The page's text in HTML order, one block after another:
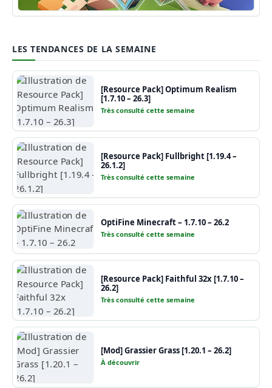
Guide Minecraft
LES TENDANCES DE LA SEMAINE
[Resource Pack] Optimum Realism
[1.7.10 – 26.3]
Très consulté cette semaine
[Resource Pack] Fullbright [1.19.4 –
26.1.2]
Très consulté cette semaine
OptiFine Minecraft – 1.7.10 – 26.2
Très consulté cette semaine
[Resource Pack] Faithful 32x [1.7.10 –
26.2]
Très consulté cette semaine
[Mod] Grassier Grass [1.20.1 – 26.2]
À découvrir